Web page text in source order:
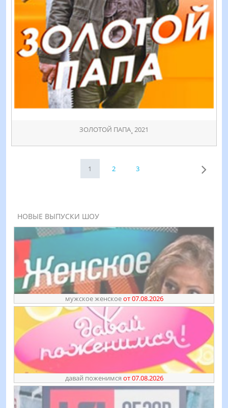
ЗОЛОТОЙ ПАПА˳ 2021
1 2 3
НОВЫЕ ВЫПУСКИ ШОУ
мужское женскоеот 07.08.2026
давай поженимся от 07.08.2026